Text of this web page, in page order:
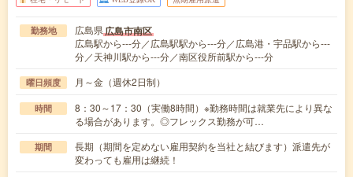
勤務地 広島県広島市南区
広島駅から---分／広島駅駅から---分／広島港・宇品駅から---
分／天神川駅から---分／南区役所前駅から---分
曜日頻度 月～金（週休2日制）
時間
8：30～17：30（実働8時間）※勤務時間は就業先により異な
る場合があります。◎フレックス勤務が可…
期間
長期（期間を定めない雇用契約を当社と結びます）派遣先が
変わっても雇用は継続！